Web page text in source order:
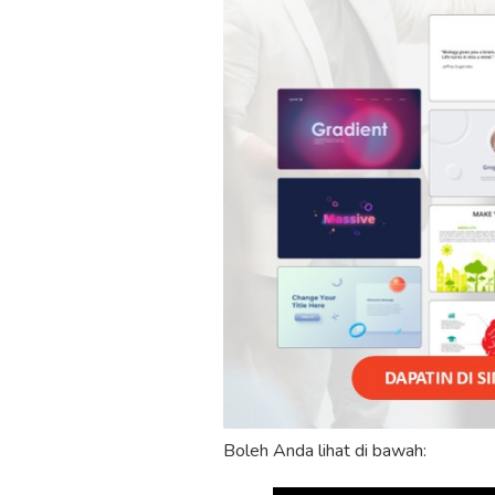
Boleh Anda lihat di bawah: